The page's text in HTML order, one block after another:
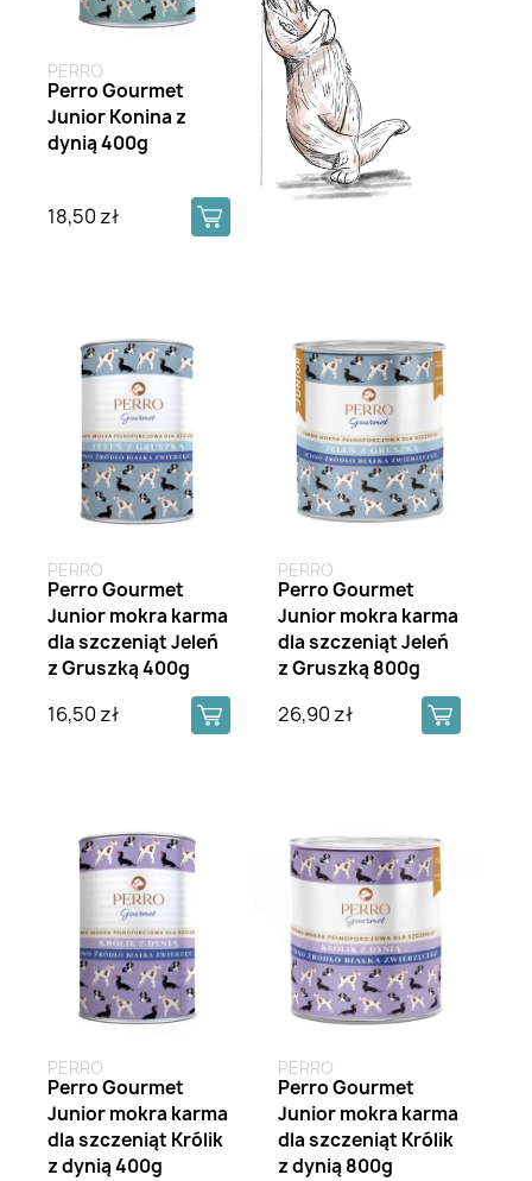
PERRO
Perro Gourmet
Junior Konina z
dynią 400g
18,50 zł
PERRO
Perro Gourmet
Junior mokra karma
dla szczeniąt Jeleń
z Gruszką 400g
16,50 zł
PERRO
Perro Gourmet
Junior mokra karma
dla szczeniąt Jeleń
z Gruszką 800g
26,90 zł
PERRO
Perro Gourmet
Junior mokra karma
dla szczeniąt Królik
z dynią 400g
PERRO
Perro Gourmet
Junior mokra karma
dla szczeniąt Królik
z dynią 800g